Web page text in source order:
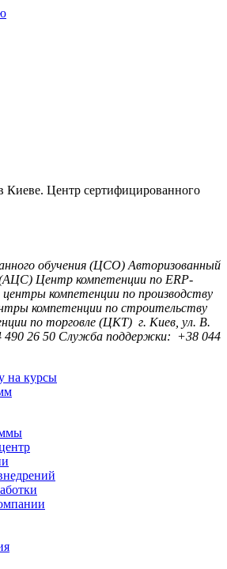
Киеве. Центр сертифицированного
обучения (ЦСО) Авторизованный
(АЦС) Центр компетенции по ERP-
компетенции по производству
компетенции по строительству
по торговле (ЦКТ) г. Киев, ул. B.
490 26 50 Служба поддержки: +38 044
на курсы